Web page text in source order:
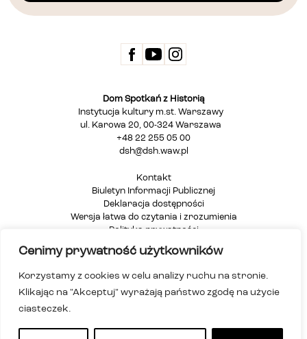
Cenimy prywatność użytkowników
Korzystamy z cookies w celu analizy ruchu na stronie.
Klikając na "Akceptuj" wyrażają państwo zgodę na użycie
ciasteczek.
Dom Spotkań z Historią
Instytucja kultury m.st. Warszawy
ul. Karowa 20, 00-324 Warszawa
+48 22 255 05 00
dsh@dsh.waw.pl
Kontakt
Biuletyn Informacji Publicznej
Deklaracja dostępności
Wersja łatwa do czytania i zrozumienia
Polityka prywatności
Mapa strony